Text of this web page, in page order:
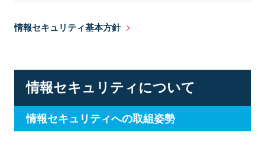
情報セキュリティ基本方針
情報セキュリティについて
情報セキュリティへの取組姿勢